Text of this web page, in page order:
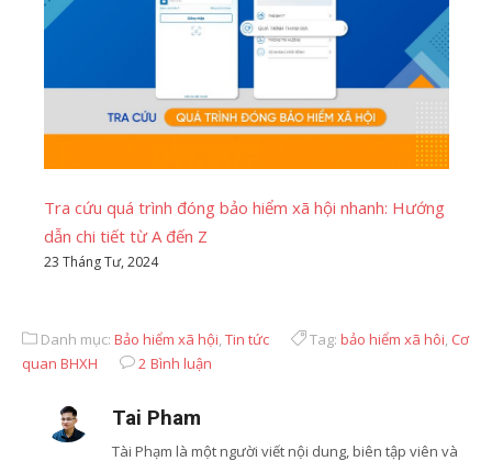
Tra cứu quá trình đóng bảo hiểm xã hội nhanh: Hướng
dẫn chi tiết từ A đến Z
23 Tháng Tư, 2024
Danh mục: Bảo hiểm xã hội Tin tức Tag: bảo hiểm xã hôi Cơ
quan BHXH
2 Bình luận
Tai Pham
Tài Phạm là một người viết nội dung, biên tập viên và